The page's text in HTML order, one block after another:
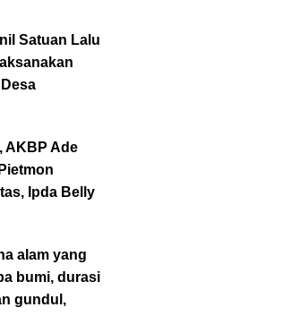
Satuan Lalu
AKBP Ade
Ipda Belly
alam yang
bumi, durasi
gundul,